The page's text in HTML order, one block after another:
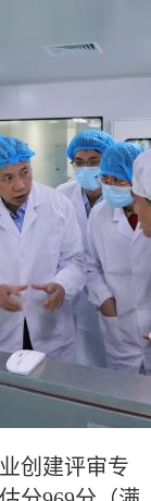
创建评审专